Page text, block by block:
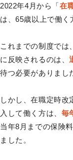
2022年4月から「在
は、65歳以上で働く
これまでの制度では
に反映されるのは、
待つ必要がありまし
しかし、在職定時改
入して働く方は、 毎
当年8月までの保険
ました。